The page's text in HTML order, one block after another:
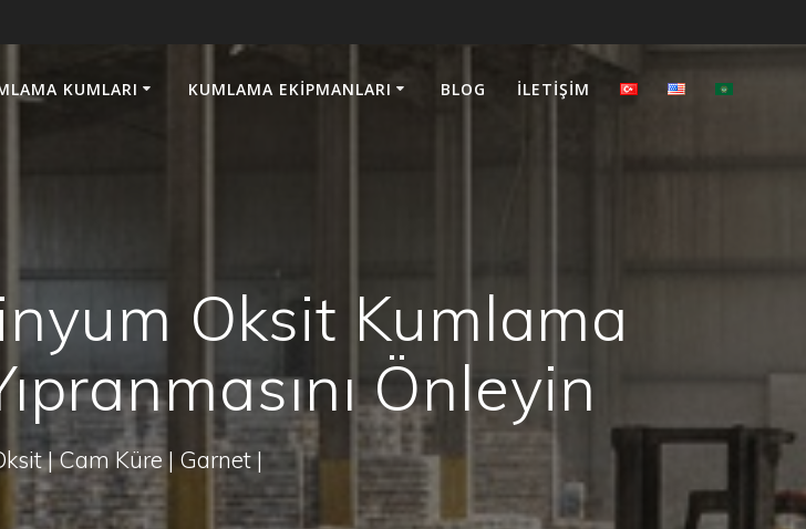
KUMLARI KUMLAMA EKIPMANLARI BLOG İLETIŞIM
Oksit Kumlama
Önleyin
| Cam Küre | Garnet |